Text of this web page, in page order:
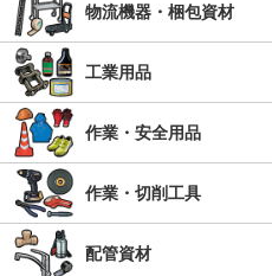
物流機器・梱包資材
工業用品
作業・安全用品
作業・切削工具
配管資材